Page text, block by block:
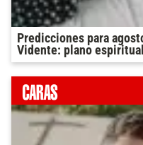
Predicciones para
Vidente: plano